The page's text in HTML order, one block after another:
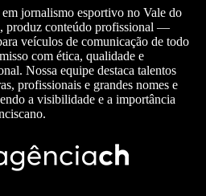
jornalismo esportivo no Vale do
produz conteúdo profissional —
veículos de comunicação de todo
com ética, qualidade e
Nossa equipe destaca talentos
profissionais e grandes nomes e
a visibilidade e a importância